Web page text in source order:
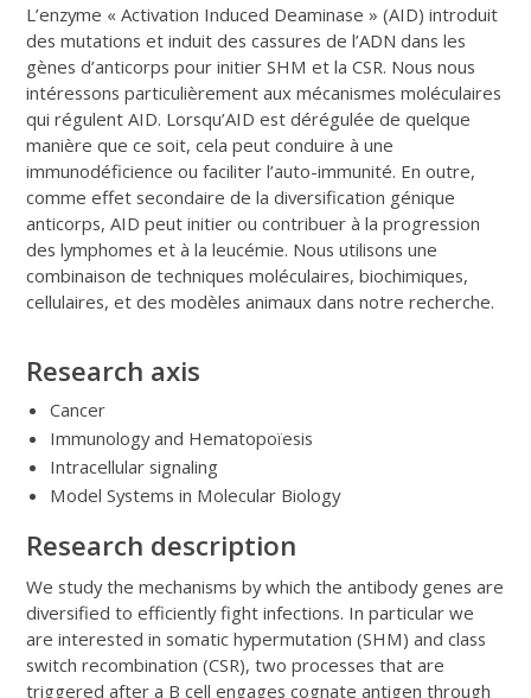
L’enzyme « Activation Induced Deaminase » (AID) introduit
des mutations et induit des cassures de l’ADN dans les
gènes d’anticorps pour initier SHM et la CSR. Nous nous
intéressons particulièrement aux mécanismes moléculaires
qui régulent AID. Lorsqu’AID est dérégulée de quelque
manière que ce soit, cela peut conduire à une
immunodéficience ou faciliter l’auto-immunité. En outre,
comme effet secondaire de la diversification génique
anticorps, AID peut initier ou contribuer à la progression
des lymphomes et à la leucémie. Nous utilisons une
combinaison de techniques moléculaires, biochimiques,
cellulaires, et des modèles animaux dans notre recherche.
Research axis
Cancer
Immunology and Hematopoïesis
Intracellular signaling
Model Systems in Molecular Biology
Research description
We study the mechanisms by which the antibody genes are
diversified to efficiently fight infections. In particular we
are interested in somatic hypermutation (SHM) and class
switch recombination (CSR), two processes that are
triggered after a B cell engages cognate antigen through